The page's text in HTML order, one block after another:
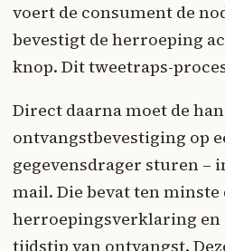
voert de consument de
bevestigt de herroeping
knop. Dit tweetraps-
Direct daarna moet de
ontvangstbevestiging op
gegevensdrager sturen –
mail. Die bevat ten minste
herroepingsverklaring en
tijdstip van ontvangst.